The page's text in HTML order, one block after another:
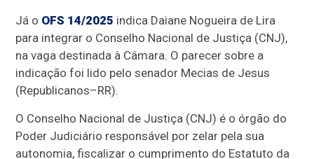
Já o OFS 14/2025 indica Daiane Nogueira de Lira
para integrar o Conselho Nacional de Justiça (CNJ),
na vaga destinada à Câmara. O parecer sobre a
indicação foi lido pelo senador Mecias de Jesus
(Republicanos–RR).
O Conselho Nacional de Justiça (CNJ) é o órgão do
Poder Judiciário responsável por zelar pela sua
autonomia, fiscalizar o cumprimento do Estatuto da